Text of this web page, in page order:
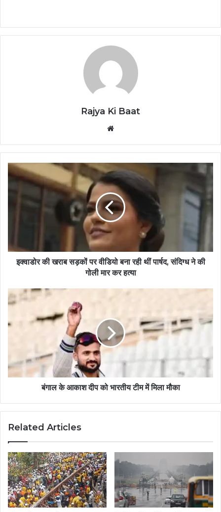
Rajya Ki Baat
इक्वाडोर की खराब सड़कों पर वीडियो बना रही थीं पार्षद, संदिग्ध ने की
गोली मार कर हत्या
बंगाल के आकाश दीप को भारतीय टीम में मिला मौका
Related Articles